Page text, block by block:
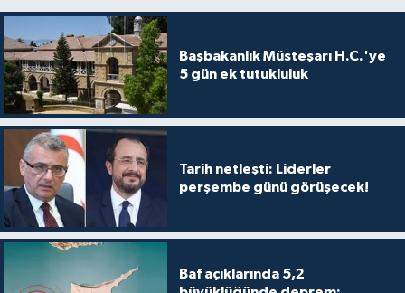
Başbakanlık Müsteşarı H.C.'ye
5 gün ek tutukluluk
Tarih netleşti: Liderler
perşembe günü görüşecek!
Baf açıklarında 5,2